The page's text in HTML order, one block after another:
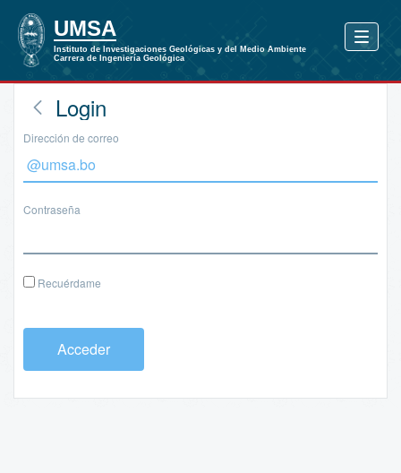
Login
Dirección de correo
Contraseña
Recuérdame
Acceder